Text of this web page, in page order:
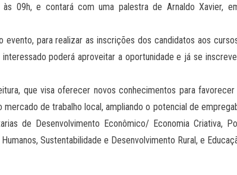
09h, e contará com uma palestra de Arnaldo Xavier,
para realizar as inscrições dos candidatos aos
poderá aproveitar a oportunidade e já se
que visa oferecer novos conhecimentos para
de trabalho local, ampliando o potencial de
de Desenvolvimento Econômico/ Economia Criativa,
Sustentabilidade e Desenvolvimento Rural, e